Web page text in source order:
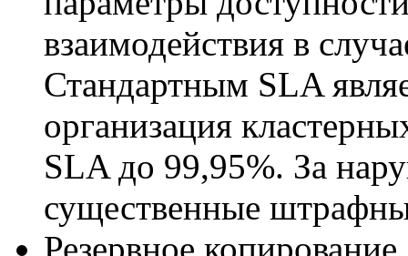
взаимодействия в
Стандартным SLA
организация
SLA до 99,95%. За
существенные
Резервное